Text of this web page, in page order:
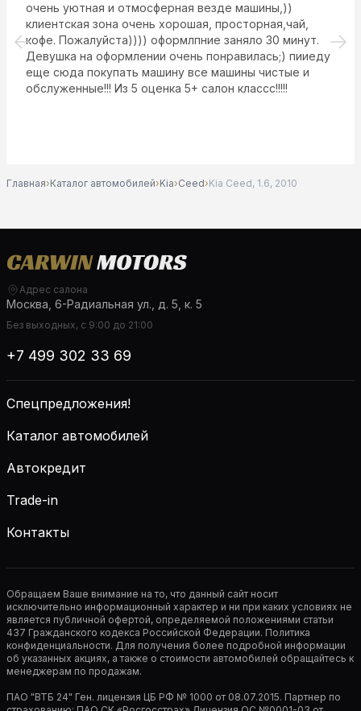
очень уютная и отмосферная везде машины,))
клиентская зона очень хорошая, просторная,чай,
кофе. Пожалуйста)))) оформлпние заняло 30 минут.
Девушка на оформлении очень понравилась;) пииеду
еще сюда покупать машину все машины чистые и
обслуженные!!! Из 5 оценка 5+ салон классс!!!!!
Главная›Каталог автомобилей›Kia›Ceed›Kia Ceed, 1.6, 2010
Адрес салона
Москва, 6-Радиальная ул., д. 5, к. 5
Без выходных, с 9:00 до 21:00
+7 499 302 33 69
Спецпредложения!
Каталог автомобилей
Автокредит
Trade-in
Контакты
Обращаем Ваше внимание на то, что данный сайт носит
исключительно информационный характер и ни при каких условиях не
является публичной офертой, определяемой положениями статьи
437 Гражданского кодекса Российской Федерации. Политика
конфиденциальности. Для получения более подробной информации
об указанных акциях, а также о стоимости автомобилей обращайтесь к
менеджерам по продажам.
ПАО "ВТБ 24" Ген. лицензия ЦБ РФ № 1000 от 08.07.2015. Партнер по